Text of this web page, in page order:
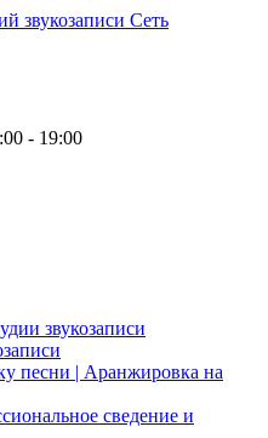
Сеть
- 19:00
звукозаписи
песни | Аранжировка на
сведение и